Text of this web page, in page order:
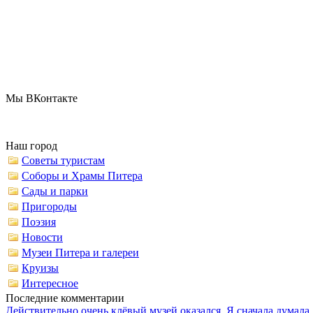
Мы ВКонтакте
Наш город
Советы туристам
Соборы и Храмы Питера
Сады и парки
Пригороды
Поэзия
Новости
Музеи Питера и галереи
Круизы
Интересное
Последние комментарии